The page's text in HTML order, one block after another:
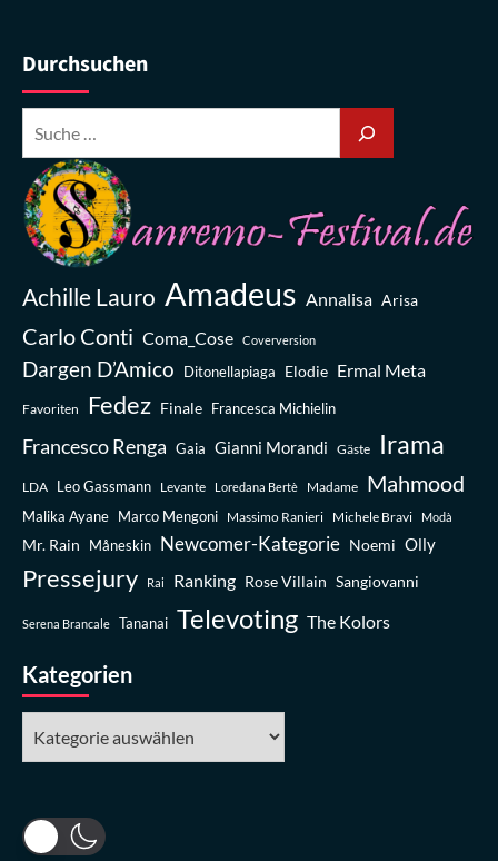
Durchsuchen
Achille Lauro Amadeus Annalisa Arisa
Carlo Conti Coma_Cose Coverversion
Dargen D’Amico Ditonellapiaga Elodie Ermal Meta
Favoriten Fedez Finale Francesca Michielin
Francesco Renga Gaia Gianni Morandi Gäste Irama
LDA Leo Gassmann Levante Loredana Bertè Madame Mahmood
Malika Ayane Marco Mengoni Massimo Ranieri Michele Bravi Modà
Mr. Rain Måneskin Newcomer-Kategorie Noemi Olly
Pressejury Rai Ranking Rose Villain Sangiovanni
Serena Brancale Tananai Televoting The Kolors
Kategorien